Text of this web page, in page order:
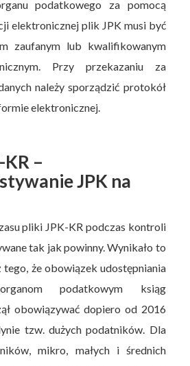
podatkowego za pomocą
elektronicznej plik JPK musi być
zaufanym lub kwalifikowanym
Przy przekazaniu za
należy sporządzić protokół
elektronicznej.
–
JPK na
pliki JPK-KR podczas kontroli
tak jak powinny. Wynikało to
że obowiązek udostępniania
podatkowym ksiąg
obowiązywać dopiero od 2016
tzw. dużych podatników. Dla
mikro, małych i średnich